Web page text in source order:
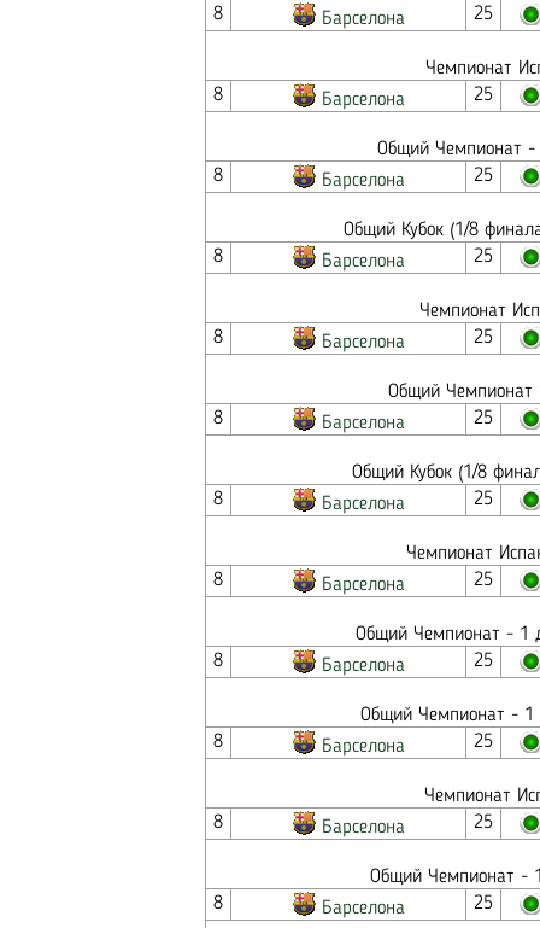
8
Барселона 25
Чемпионат
8
Барселона 25
Общий Чемпионат -
8
Барселона 25
Общий Кубок (1/8
8
Барселона 25
Чемпионат
8
Барселона 25
Общий Чемпионат
8
Барселона 25
Общий Кубок (1/8
8
Барселона 25
Чемпионат
8
Барселона 25
Общий Чемпионат - 1
8
Барселона 25
Общий Чемпионат - 1
8
Барселона 25
Чемпионат
8
Барселона 25
Общий Чемпионат -
8
Барселона 25